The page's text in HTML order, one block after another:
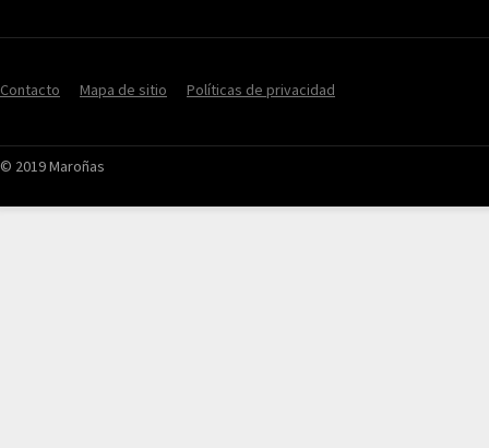
Contacto Mapa de sitio Políticas de privacidad
© 2019 Maroñas